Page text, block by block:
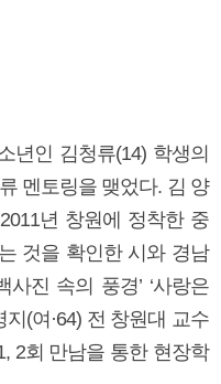
년인 김청류(14) 학생의
멘토링을 맺었다. 김 양
년 창원에 정착한 중
것을 확인한 시와 경남
사진 속의 풍경’ ‘사랑은
(여·64) 전 창원대 교수
2회 만남을 통한 현장학